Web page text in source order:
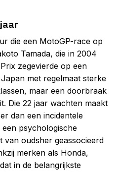
die een MotoGP-race op
Tamada, die in 2004
zegevierde op een
met regelmaat sterke
maar een doorbraak
Die 22 jaar wachten maakt
dan een incidentele
psychologische
van oudsher geassocieerd
merken als Honda,
in de belangrijkste